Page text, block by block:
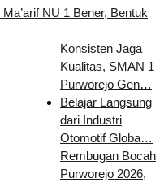
NU 1 Bener, Bentuk
Konsisten Jaga
Kualitas, SMAN 1
Purworejo Gen…
Belajar Langsung
dari Industri
Otomotif Globa…
Rembugan Bocah
Purworejo 2026,